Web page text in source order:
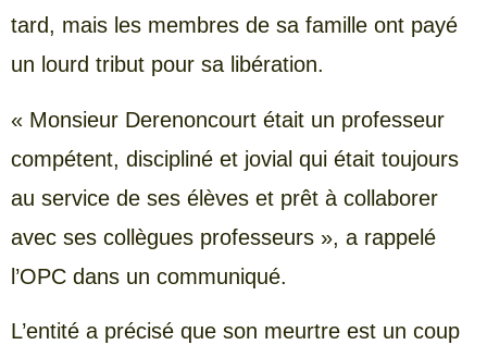
tard, mais les membres de sa famille ont payé
un lourd tribut pour sa libération.
« Monsieur Derenoncourt était un professeur
compétent, discipliné et jovial qui était toujours
au service de ses élèves et prêt à collaborer
avec ses collègues professeurs », a rappelé
l’OPC dans un communiqué.
L’entité a précisé que son meurtre est un coup